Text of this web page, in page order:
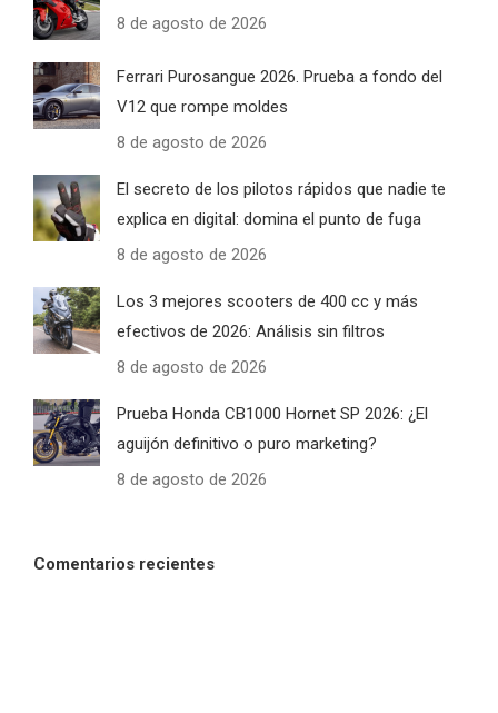
8 de agosto de 2026
Ferrari Purosangue 2026. Prueba a fondo del
V12 que rompe moldes
8 de agosto de 2026
El secreto de los pilotos rápidos que nadie te
explica en digital: domina el punto de fuga
8 de agosto de 2026
Los 3 mejores scooters de 400 cc y más
efectivos de 2026: Análisis sin filtros
8 de agosto de 2026
Prueba Honda CB1000 Hornet SP 2026: ¿El
aguijón definitivo o puro marketing?
8 de agosto de 2026
Comentarios recientes